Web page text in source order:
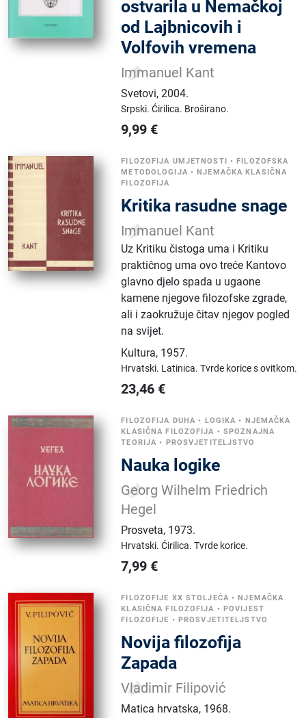
ostvarila u Nemačkoj
od Lajbnicovih i
Volfovih vremena
Immanuel Kant
Svetovi,2004.
Srpski.Ćirilica. Broširano.
9,99 €
FILOZOFIJA UMJETNOSTI • FILOZOFSKA
METODOLOGIJA • NJEMAČKA KLASIČNA
FILOZOFIJA
Kritika rasudne snage
Immanuel Kant
Uz Kritiku čistoga uma i Kritiku
praktičnog uma ovo treće Kantovo
glavno djelo spada u ugaone
kamene njegove filozofske zgrade,
ali i zaokružuje čitav njegov pogled
na svijet.
Kultura, 1957.
Hrvatski. Latinica.Tvrde korice s ovitkom.
23,46 €
FILOZOFIJA DUHA • LOGIKA •
NJEMAČKA
KLASIČNA FILOZOFIJA • SPOZNAJNA
TEORIJA • PROSVJETITELJSTVO
Nauka logike
Georg Wilhelm Friedrich
Hegel
Prosveta, 1973.
Hrvatski.Ćirilica.Tvrde korice.
7,99 €
FILOZOFIJE XX STOLJEĆA • NJEMAČKA
KLASIČNA FILOZOFIJA • POVIJEST
FILOZOFIJE • PROSVJETITELJSTVO
Novija filozofija
Zapada
Vladimir Filipović
Matica hrvatska, 1968.